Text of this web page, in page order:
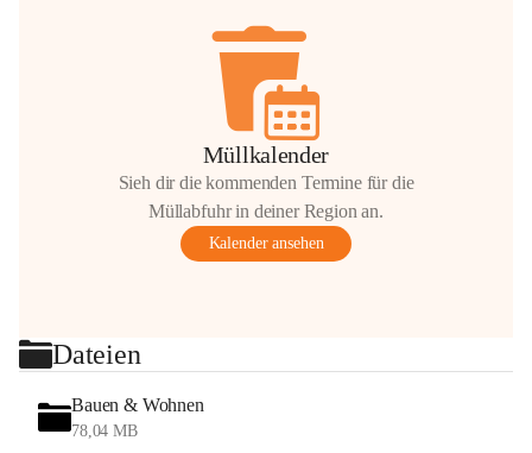
Müllkalender
Sieh dir die kommenden Termine für die
Müllabfuhr in deiner Region an.
Kalender ansehen
Dateien
Bauen & Wohnen
78,04 MB